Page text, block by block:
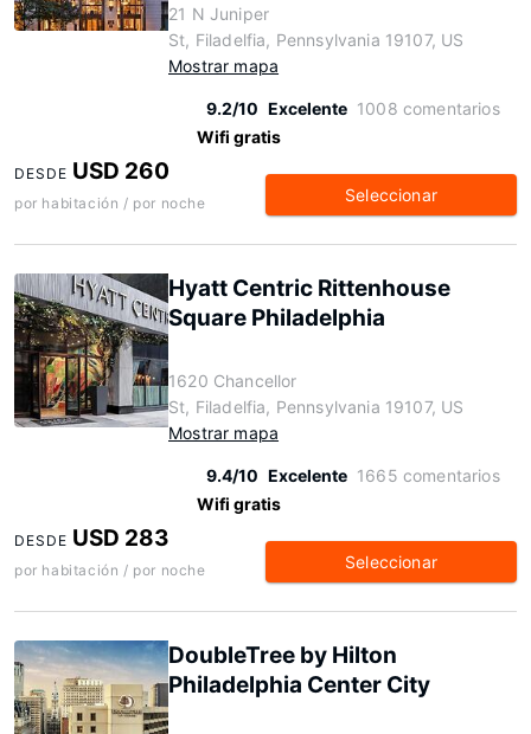
21 N Juniper
St, Filadelfia, Pennsylvania 19107, US
Mostrar mapa
9.2/10 Excelente 1008 comentarios
Wifi gratis
DESDE USD 260
por habitación / por noche Seleccionar
Hyatt Centric Rittenhouse
Square Philadelphia
1620 Chancellor
St, Filadelfia, Pennsylvania 19107, US
Mostrar mapa
9.4/10 Excelente 1665 comentarios
Wifi gratis
DESDE USD 283
por habitación / por noche Seleccionar
DoubleTree by Hilton
Philadelphia Center City